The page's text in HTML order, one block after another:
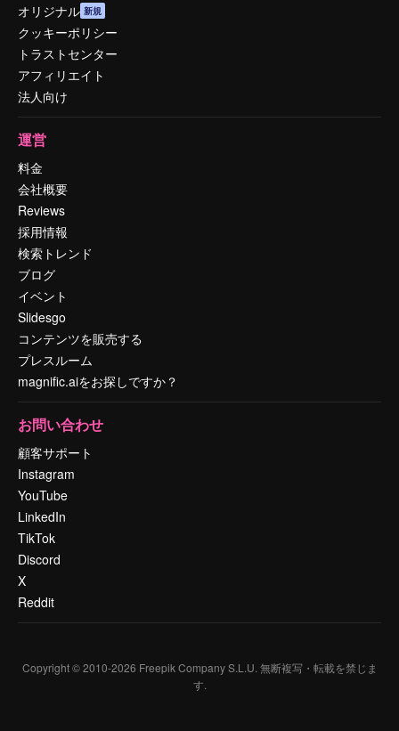
オリジナル 新規
クッキーポリシー
トラストセンター
アフィリエイト
法人向け
運営
料金
会社概要
Reviews
採用情報
検索トレンド
ブログ
イベント
Slidesgo
コンテンツを販売する
プレスルーム
magnific.aiをお探しですか？
お問い合わせ
顧客サポート
Instagram
YouTube
LinkedIn
TikTok
Discord
X
Reddit
Copyright © 2010-2026 Freepik Company S.L.U. 無断複写・転載を禁じま
す.